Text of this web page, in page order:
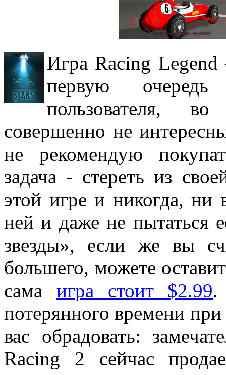
Игра Racing
первую
пользователя,
совершенно не
не рекомендую
задача - стереть из
этой игре и никогда, ни
ней и даже не пытаться
звезды», если же вы
большего, можете
сама игра стоит $2.99.
потерянного времени
вас обрадовать:
Racing 2 сейчас